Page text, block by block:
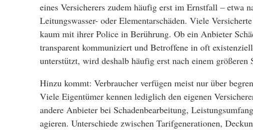
eines Versicherers zudem häufig erst im Ernstfall – etwa
Leitungswasser- oder Elementarschäden. Viele
kaum mit ihrer Police in Berührung. Ob ein Anbieter
transparent kommuniziert und Betroffene in oft
unterstützt, wird deshalb häufig erst nach einem größeren
Hinzu kommt: Verbraucher verfügen meist nur über
Viele Eigentümer kennen lediglich den eigenen
andere Anbieter bei Schadenbearbeitung,
agieren. Unterschiede zwischen Tarifgenerationen,